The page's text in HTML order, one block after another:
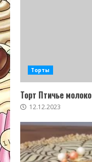
Торты
Торт Птичье молоко
12.12.2023